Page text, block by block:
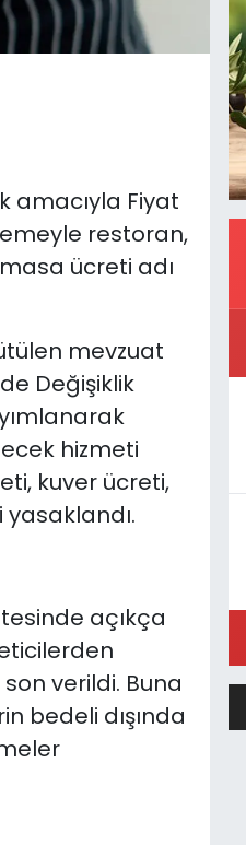
amacıyla Fiyat
restoran,
ücreti adı
mevzuat
Değişiklik
hizmeti
kuver ücreti,
açıkça
verildi. Buna
bedeli dışında